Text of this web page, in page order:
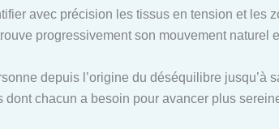
avec précision les tissus en tension et les
progressivement son mouvement naturel
depuis l’origine du déséquilibre jusqu’à
chacun a besoin pour avancer plus